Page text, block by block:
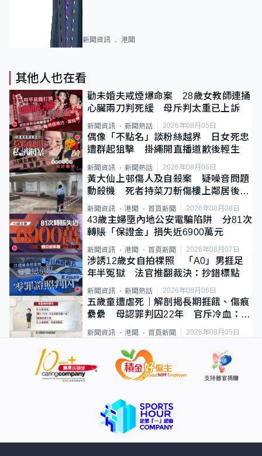
新聞資訊 港聞
其他人也在看
勸未婚夫戒煙爆命案 28歲女教師連捅
心臟兩刀判死緩 母斥判太重已上訴
新聞資訊 新聞熱話 2026年08月05日
偶像「不點名」談粉絲越界 日女死忠
遭群起狙擊 掛繩開直播道歉後輕生
新聞資訊 新聞熱話 2026年08月06日
黃大仙上邨傷人及自殺案 疑噪音問題
動殺機 死者持菜刀斬傷樓上鄰居後墮
斃
新聞資訊 港聞 首頁新聞 2026年08月08日
43歲主婦墮內地公安電騙陷阱 分81次
轉賬「保證金」損失近6900萬元
新聞資訊 港聞 首頁新聞 2026年08月07日
涉誘12歲女自拍祼照 「A0」男捱足
年半冤獄 法官推翻裁決：抄錯標點
新聞資訊 新聞熱話 2026年08月06日
五歲童遭虐死｜解剖揭長期捱餓、傷痕
纍纍 母認罪判囚22年 官斥冷血：同
類案最惡劣
新聞資訊 港聞 首頁新聞 2026年08月05日